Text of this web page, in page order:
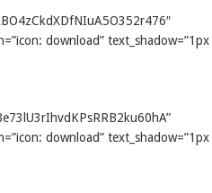
download” text_shadow=”1px
download” text_shadow=”1px